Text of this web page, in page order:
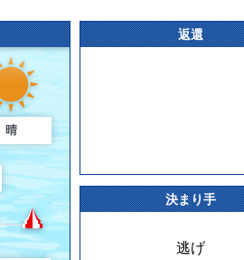
晴
返還
決まり手
逃げ